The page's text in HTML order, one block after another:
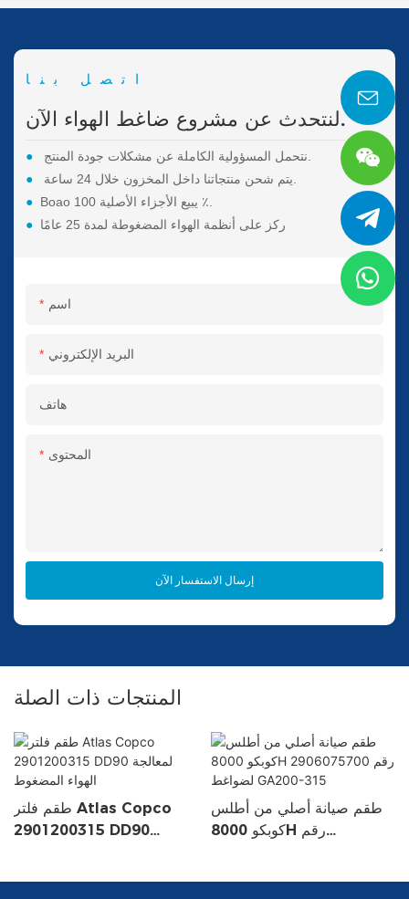
اتصل بنا
لنتحدث عن مشروع ضاغط الهواء الآن.
●
●
●
Boao يبيع الأجزاء الأصلية 100 ٪.
●
ركز على أنظمة الهواء المضغوطة لمدة 25 عامًا
اسم
البريد الإلكتروني
هاتف
المحتوى
إرسال الاستفسار الآن
المنتجات ذات الصلة
طقم فلتر Atlas Copco
2901200315 DD90
طقم صيانة أصلي من أطلس
كوبكو 8000H رقم